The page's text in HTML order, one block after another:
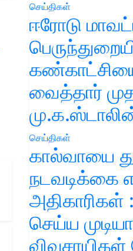
செய்திகள்
ஈரோடு
வைத்தார்
செய்திகள்
கால்வாயை
நடவடிக்கை
அதிகாரிகள்
செய்ய